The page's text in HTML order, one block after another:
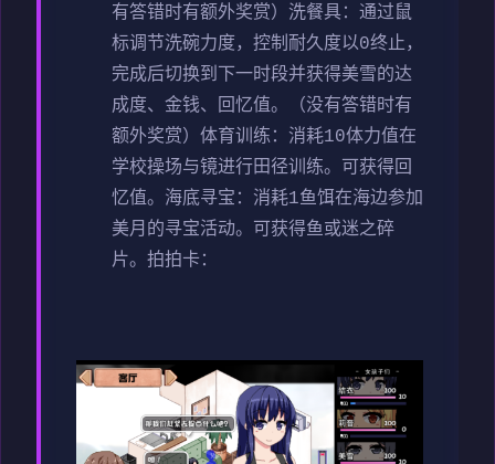
有答错时有额外奖赏） 洗餐具：通过鼠
标调节洗碗力度，控制耐久度以0终止，
完成后切换到下一时段并获得美雪的达
成度、金钱、回忆值。（没有答错时有
额外奖赏） 体育训练：消耗10体力值在
学校操场与镜进行田径训练。可获得回
忆值。 海底寻宝：消耗1鱼饵在海边参加
美月的寻宝活动。可获得鱼或迷之碎
片。 拍拍卡：